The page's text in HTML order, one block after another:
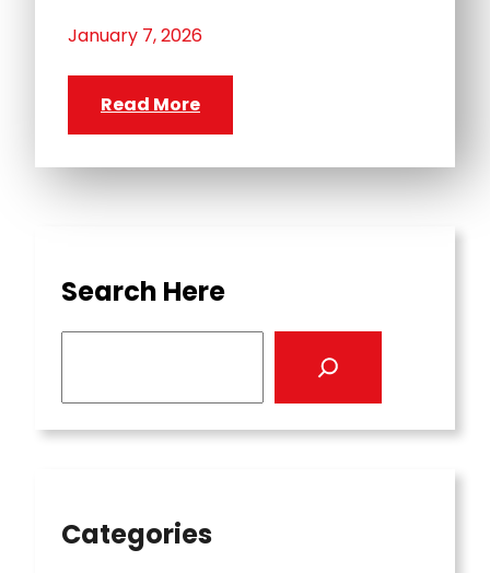
January 7, 2026
Read More
Search Here
Categories